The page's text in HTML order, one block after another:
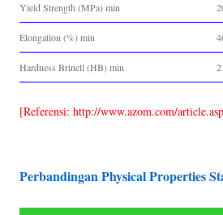
Yield Strength (MPa) min
Elongation (%) min
Hardness Brinell (HB) min
[Referensi: http://www.azom.com/
Perbandingan Physical Properties